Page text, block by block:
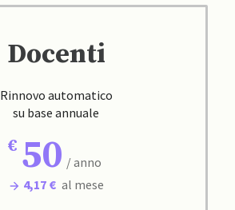
Docenti
Rinnovo automatico
su base annuale
50 / anno
4,17 € al mese